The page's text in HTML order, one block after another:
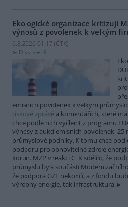
Ekologické organizace kritizují
výnosů z povolenek k velkým
6.8.2026 01:17 (ČTK)
Diskuse: 9
emisních povolenek k velkým
tiskové zprávě a komentářích, které má
chce podle nich vyčlenit z programu
výnosy z aukcí emisních povolenek,
průmyslové podniky. K tomu chce
podporu pro obnovitelné zdroje
korun. MŽP v reakci ČTK sdělilo, že
průmyslu byla součástí
že podpora OZE nekončí, a z fondu
výrobny energie, tak infrastruktura.